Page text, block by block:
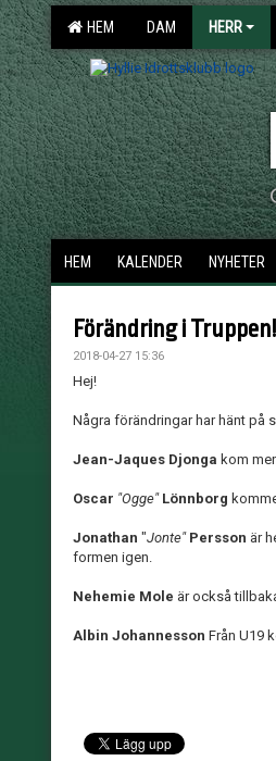
HEM DAM HERR
HEM KALENDER NYHETER
Förändring i Truppen!
2018-04-27 15:36
Hej!
Några förändringar har hänt på
Jean-Jaques Djonga kom
Oscar "Ogge" Lönnborg
Jonathan "Jonte" Persson är
formen igen.
Nehemie Mole är också
Albin Johannesson Från U19